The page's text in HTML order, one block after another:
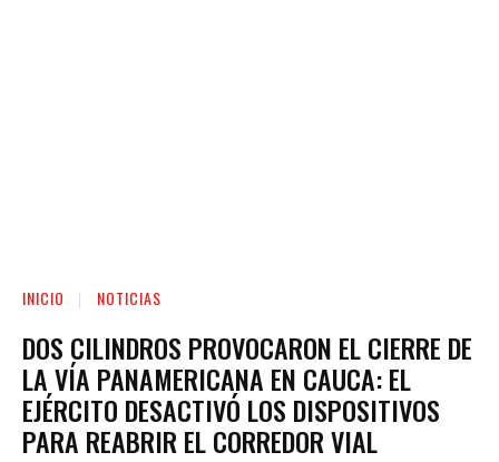
INICIO NOTICIAS
DOS CILINDROS PROVOCARON EL CIERRE DE
LA VÍA PANAMERICANA EN CAUCA: EL
EJÉRCITO DESACTIVÓ LOS DISPOSITIVOS
PARA REABRIR EL CORREDOR VIAL